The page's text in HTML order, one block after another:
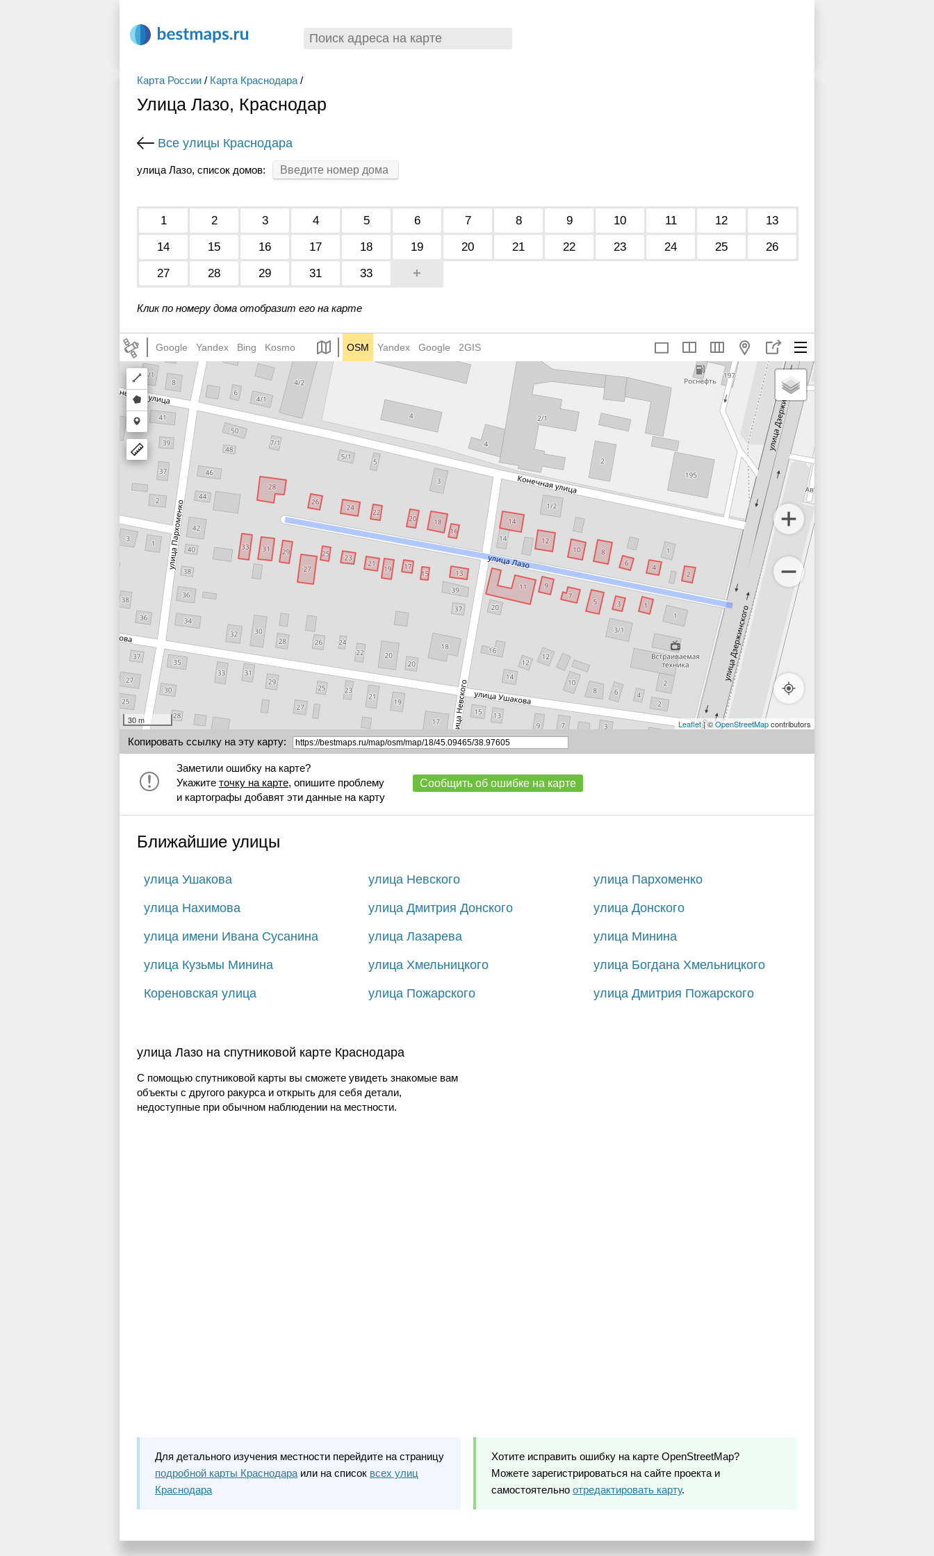
Карта России / Карта Краснодара /
Улица Лазо, Краснодар
Все улицы Краснодара
улица Лазо, список домов:
1 2 3 4 5 6 7 8 9 10 11 12
13
14
15 16 17 18 19 20 21 22 23 24 25
26
27
28 29 31 33 +
Клик по номеру дома отобразит его на карте
Google Yandex Bing Kosmo OSM Yandex Google 2GIS
Draw
a
polyline
Draw
a
polygon
Draw
a
marker
30 m Leaflet| ©OpenStreetMapcontributors
Копировать ссылку на эту карту:
Заметили ошибку на карте?
Укажите точку на карте, опишите проблему
и картографы добавят эти данные на карту
Сообщить об ошибке на карте
Ближайшие улицы
улица Ушакова улица Невского улица Пархоменко
улица Нахимова улица Дмитрия Донского улица Донского
улица имени Ивана Сусанина улица Лазарева улица Минина
улица Кузьмы Минина улица Хмельницкого улица Богдана Хмельницкого
Кореновская улица улица Пожарского улица Дмитрия Пожарского
улица Лазо на спутниковой карте Краснодара
С помощью спутниковой карты вы сможете увидеть знакомые вам
объекты с другого ракурса и открыть для себя детали,
недоступные при обычном наблюдении на местности.
Для детального изучения местности перейдите на страницу
подробной карты Краснодара или на список всех улиц
Краснодара
Хотите исправить ошибку на карте OpenStreetMap?
Можете зарегистрироваться на сайте проекта и
самостоятельно отредактировать карту.